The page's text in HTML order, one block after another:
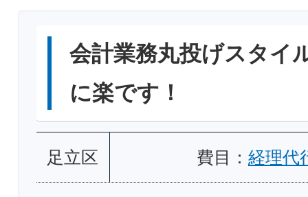
会計業務丸投げスタイ
に楽です！
足立区 費目： 経理代